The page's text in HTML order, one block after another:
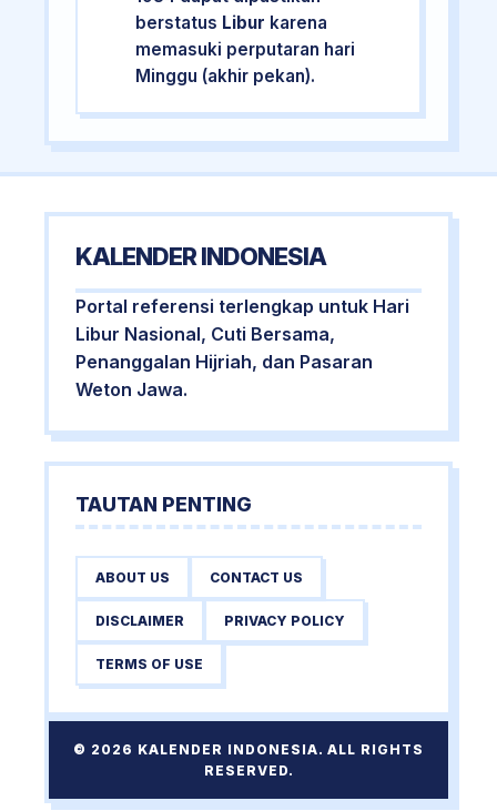
berstatus Libur karena
memasuki perputaran hari
Minggu (akhir pekan).
KALENDER INDONESIA
Portal referensi terlengkap untuk Hari
Libur Nasional, Cuti Bersama,
Penanggalan Hijriah, dan Pasaran
Weton Jawa.
TAUTAN PENTING
ABOUT US CONTACT US
DISCLAIMER PRIVACY POLICY
TERMS OF USE
© 2026 KALENDER INDONESIA. ALL RIGHTS
RESERVED.